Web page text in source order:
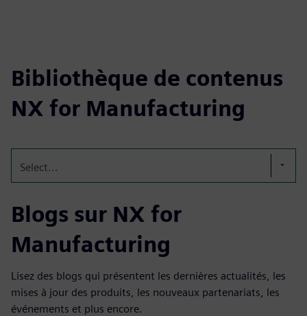
Bibliothèque de contenus
NX for Manufacturing
Select...
Blogs sur NX for
Manufacturing
Lisez des blogs qui présentent les dernières actualités, les
mises à jour des produits, les nouveaux partenariats, les
événements et plus encore.